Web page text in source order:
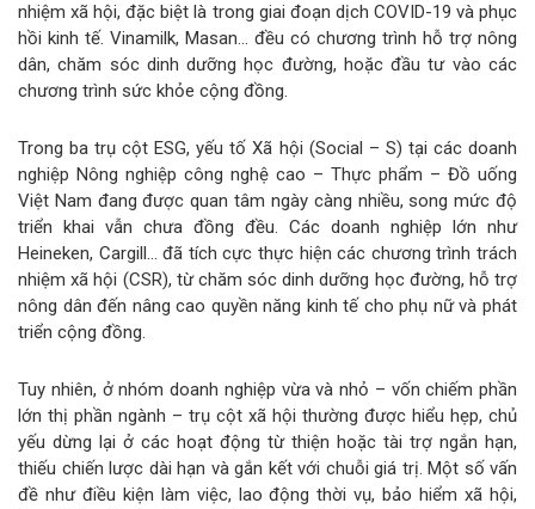
nhiệm xã hội, đặc biệt là trong giai đoạn dịch COVID-19 và phục
hồi kinh tế. Vinamilk, Masan… đều có chương trình hỗ trợ nông
dân, chăm sóc dinh dưỡng học đường, hoặc đầu tư vào các
chương trình sức khỏe cộng đồng.
Trong ba trụ cột ESG, yếu tố Xã hội (Social – S) tại các doanh
nghiệp Nông nghiệp công nghệ cao – Thực phẩm – Đồ uống
Việt Nam đang được quan tâm ngày càng nhiều, song mức độ
triển khai vẫn chưa đồng đều. Các doanh nghiệp lớn như
Heineken, Cargill… đã tích cực thực hiện các chương trình trách
nhiệm xã hội (CSR), từ chăm sóc dinh dưỡng học đường, hỗ trợ
nông dân đến nâng cao quyền năng kinh tế cho phụ nữ và phát
triển cộng đồng.
Tuy nhiên, ở nhóm doanh nghiệp vừa và nhỏ – vốn chiếm phần
lớn thị phần ngành – trụ cột xã hội thường được hiểu hẹp, chủ
yếu dừng lại ở các hoạt động từ thiện hoặc tài trợ ngắn hạn,
thiếu chiến lược dài hạn và gắn kết với chuỗi giá trị. Một số vấn
đề như điều kiện làm việc, lao động thời vụ, bảo hiểm xã hội,